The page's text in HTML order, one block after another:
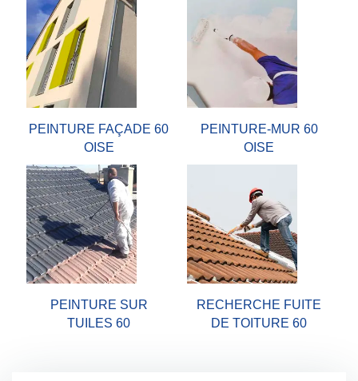
PEINTURE FAÇADE 60
OISE
PEINTURE-MUR 60
OISE
PEINTURE SUR
TUILES 60
RECHERCHE FUITE
DE TOITURE 60